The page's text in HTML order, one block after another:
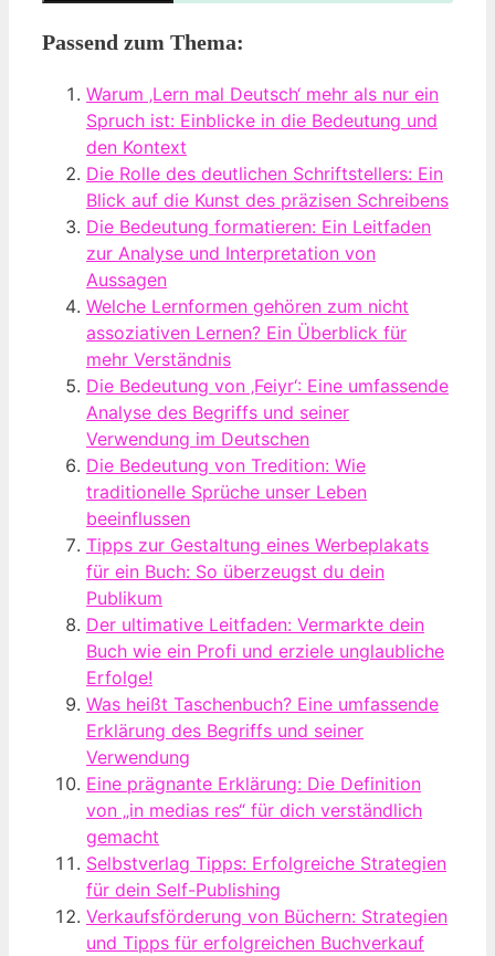
Passend zum Thema:
Warum ‚Lern mal Deutsch‘ mehr als nur ein
Spruch ist: Einblicke in die Bedeutung und
den Kontext
Die Rolle des deutlichen Schriftstellers: Ein
Blick auf die Kunst des präzisen Schreibens
Die Bedeutung formatieren: Ein Leitfaden
zur Analyse und Interpretation von
Aussagen
Welche Lernformen gehören zum nicht
assoziativen Lernen? Ein Überblick für
mehr Verständnis
Die Bedeutung von ‚Feiyr‘: Eine umfassende
Analyse des Begriffs und seiner
Verwendung im Deutschen
Die Bedeutung von Tredition: Wie
traditionelle Sprüche unser Leben
beeinflussen
Tipps zur Gestaltung eines Werbeplakats
für ein Buch: So überzeugst du dein
Publikum
Der ultimative Leitfaden: Vermarkte dein
Buch wie ein Profi und erziele unglaubliche
Erfolge!
Was heißt Taschenbuch? Eine umfassende
Erklärung des Begriffs und seiner
Verwendung
Eine prägnante Erklärung: Die Definition
von „in medias res“ für dich verständlich
gemacht
Selbstverlag Tipps: Erfolgreiche Strategien
für dein Self-Publishing
Verkaufsförderung von Büchern: Strategien
und Tipps für erfolgreichen Buchverkauf